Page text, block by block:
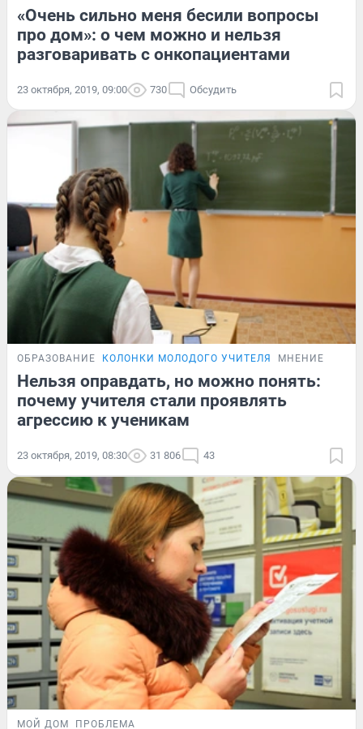
«Очень сильно меня бесили вопросы
про дом»: о чем можно и нельзя
разговаривать с онкопациентами
23 октября, 2019, 09:00 730 Обсудить
ОБРАЗОВАНИЕ КОЛОНКИ МОЛОДОГО УЧИТЕЛЯ МНЕНИЕ
Нельзя оправдать, но можно понять:
почему учителя стали проявлять
агрессию к ученикам
23 октября, 2019, 08:30 31 806 43
МОЙ ДОМ ПРОБЛЕМА